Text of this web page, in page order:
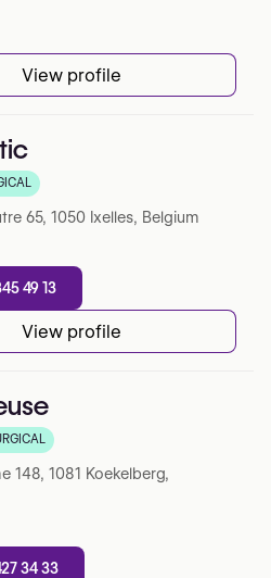
View profile
sur Google
65, 1050 Ixelles, Belgium
49 13
View profile
5 sur Google
148, 1081 Koekelberg,
34 33